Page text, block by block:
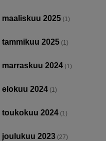
maaliskuu 2025 (1)
tammikuu 2025 (1)
marraskuu 2024 (1)
elokuu 2024 (1)
toukokuu 2024 (1)
joulukuu 2023 (27)